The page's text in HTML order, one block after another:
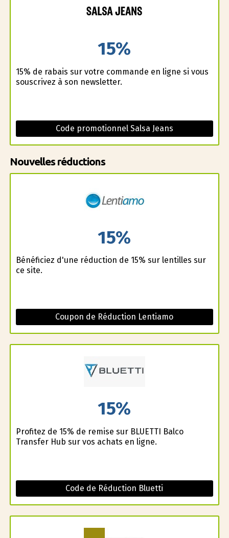
15%
15% de rabais sur votre commande en ligne si vous
souscrivez à son newsletter.
Code promotionnel Salsa Jeans
Nouvelles réductions
15%
Bénéficiez d'une réduction de 15% sur lentilles sur
ce site.
Coupon de Réduction Lentiamo
15%
Profitez de 15% de remise sur BLUETTI Balco
Transfer Hub sur vos achats en ligne.
Code de Réduction Bluetti